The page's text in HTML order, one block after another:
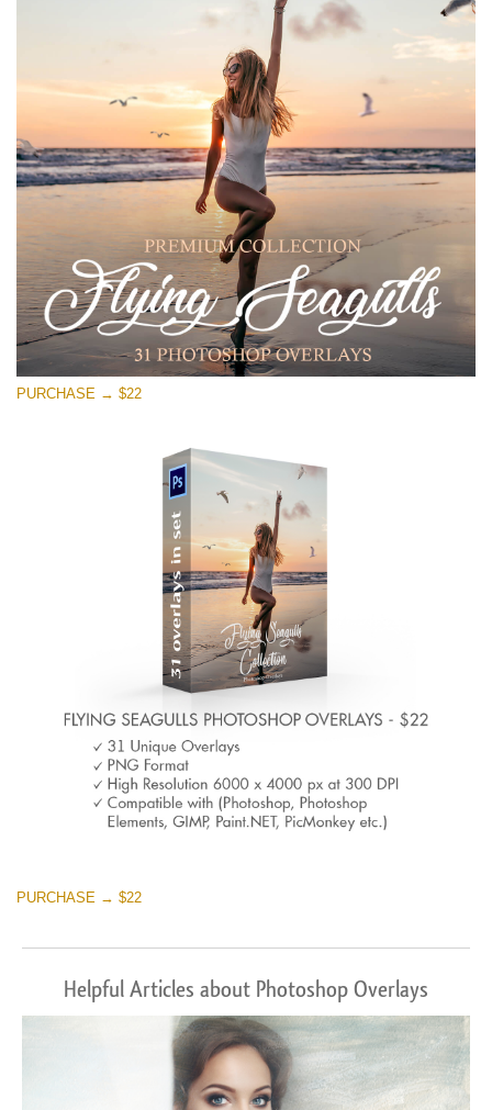
(1783 Overlays)
Large 6000*4000px
Free download
PURCHASE → $22
PURCHASE → $22
Helpful Articles about Photoshop Overlays